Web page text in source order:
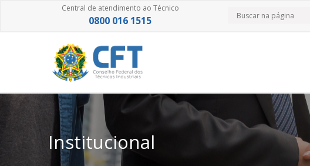
Central de atendimento ao Técnico
0800 016 1515
Institucional